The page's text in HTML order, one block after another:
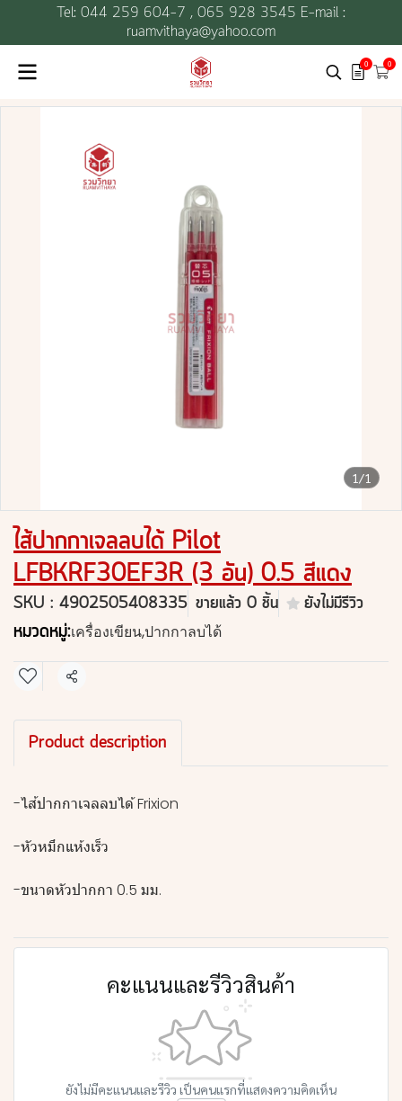
Tel: 044 259 604-7 , 065 928 3545 E-mail :
ruamvithaya@yahoo.com
0 0
1/1
ไส้ปากกาเจลลบได้ Pilot
LFBKRF30EF3R (3 อัน) 0.5 สีแดง
SKU : 4902505408335 ขายแล้ว 0 ชิ้น ยังไม่มีรีวิว
หมวดหมู่:เครื่องเขียน,ปากกาลบได้
แชร์
Product description
-ไส้ปากกาเจลลบได้ Frixion
-หัวหมึกแห้งเร็ว
-ขนาดหัวปากกา 0.5 มม.
คะแนนและรีวิวสินค้า
ยังไม่มีคะแนนและรีวิว เป็นคนแรกที่แสดงความคิดเห็น